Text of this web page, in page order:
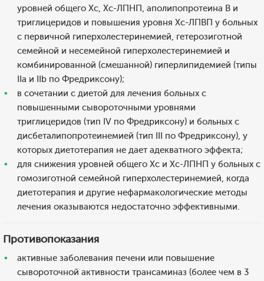
уровней общего Хс, Хс-ЛПНП, аполипопротеина В и
триглицеридов и повышения уровня Хс-ЛПВП у больных
с первичной гиперхолестеринемией, гетерозиготной
семейной и несемейной гиперхолестеринемией и
комбинированной (смешанной) гиперлипидемией (типы
IIa и IIb по Фредриксону);
в сочетании с диетой для лечения больных с
повышенными сывороточными уровнями
триглицеридов (тип IV по Фредриксону) и больных с
дисбеталипопротеинемией (тип III по Фредриксону), у
которых диетотерапия не дает адекватного эффекта;
для снижения уровней общего Хс и Хс-ЛПНП у больных с
гомозиготной семейной гиперхолестеринемией, когда
диетотерапия и другие нефармакологические методы
лечения оказываются недостаточно эффективными.
Противопоказания
активные заболевания печени или повышение
сывороточной активности трансаминаз (более чем в 3